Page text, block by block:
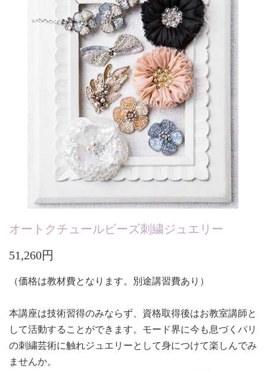
オートクチュールビーズ刺繍ジュエリー
51,260円
（価格は教材費となります。別途講習費あり ）
本講座は技術習得のみならず、資格取得後はお教室講師と
して活動することができます。モード界に今も息づくパリ
の刺繍芸術に触れジュエリーとして身につけて楽しんでみ
ませんか。